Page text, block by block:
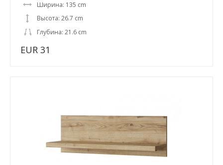
Ширина: 135 cm
Высота: 26.7 cm
Глубина: 21.6 cm
EUR 31